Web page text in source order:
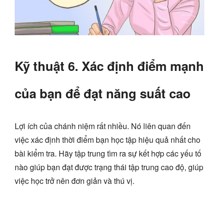
Kỹ thuật 6. Xác định điểm mạnh
của bạn để đạt năng suất cao
Lợi ích của chánh niệm rất nhiều. Nó liên quan đến
việc xác định thời điểm bạn học tập hiệu quả nhất cho
bài kiểm tra. Hãy tập trung tìm ra sự kết hợp các yếu tố
nào giúp bạn đạt được trạng thái tập trung cao độ, giúp
việc học trở nên đơn giản và thú vị.